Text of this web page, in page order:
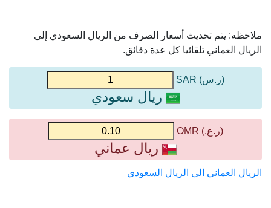
ملاحظه: يتم تحديث أسعار الصرف من الريال السعودي إلى
الريال العماني تلقائيا كل عدة دقائق.
(ر.س) SAR
ريال سعودي
(ر.ع.) OMR
ريال عماني
الريال العماني الى الريال السعودي